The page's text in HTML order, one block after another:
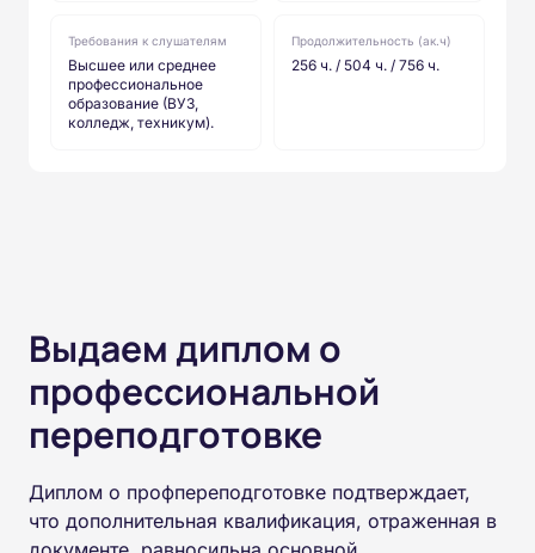
Требования к слушателям
Высшее или среднее
профессиональное
образование (ВУЗ,
колледж, техникум).
Продолжительность (ак.ч)
256 ч. / 504 ч. / 756 ч.
Выдаем диплом о
профессиональной
переподготовке
Диплом о профпереподготовке подтверждает,
что дополнительная квалификация, отраженная в